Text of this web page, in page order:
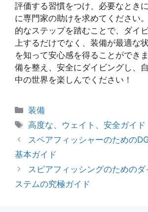
評価する習慣をつけ、必要なとき
に専門家の助けを求めてください
的なステップを踏むことで、ダイ
上するだけでなく、装備が最適な
を知って安心感を得ることができ
備を整え、安全にダイビングし、
中の世界を楽しんでください！
カ
テ
リ
ー
装備
タ
グ
高度な、ウェイト、安全ガイド
スペアフィッシャーのための
基本ガイド
スピアフィッシングのための
ステムの究極ガイド